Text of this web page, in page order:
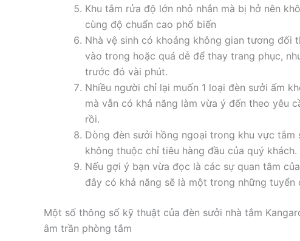
Khu tắm rửa độ lớn nhỏ nhắn mà bị hở nên
cùng độ chuẩn cao phổ biến
Nhà vệ sinh có khoảng không gian tương
vào trong hoặc quá dễ để thay trang phục,
trước đó vài phút.
Nhiều người chỉ lại muốn 1 loại đèn sưởi ấm
mà vẫn có khả năng làm vừa ý đến theo yêu
rồi.
Dòng đèn sưởi hồng ngoại trong khu vực
không thuộc chỉ tiêu hàng đầu của quý khách.
Nếu gợi ý bạn vừa đọc là các sự quan tâm
đây có khả năng sẽ là một trong những
Một số thông số kỹ thuật của đèn sưởi nhà tắm
âm trần phòng tắm